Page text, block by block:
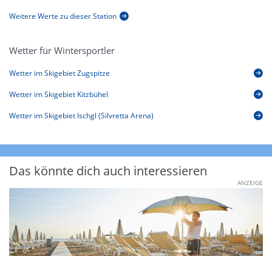
Weitere Werte zu dieser Station
Wetter für Wintersportler
Wetter im Skigebiet Zugspitze
Wetter im Skigebiet Kitzbühel
Wetter im Skigebiet Ischgl (Silvretta Arena)
Das könnte dich auch interessieren
ANZEIGE